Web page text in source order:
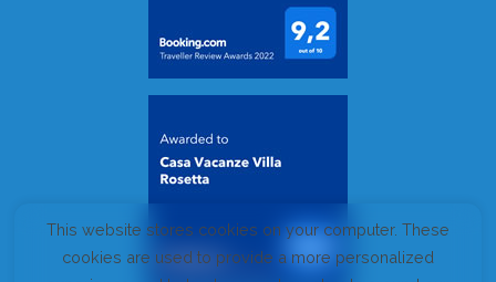
This website stores cookies on your computer. These
cookies are used to provide a more personalized